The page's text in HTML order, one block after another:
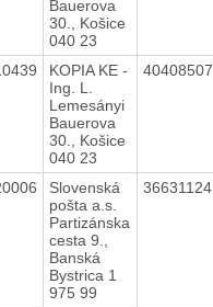
Bauerova
30., Košice
040 23
KOPIA KE -
Ing. L.
Lemesányi
Bauerova
30., Košice
040 23
40408507
Slovenská
pošta a.s.
Partizánska
cesta 9.,
Banská
Bystrica 1
975 99
36631124